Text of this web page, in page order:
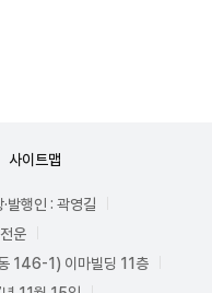
사이트맵
·발행인 : 곽영길
운
146-1) 이마빌딩 11층